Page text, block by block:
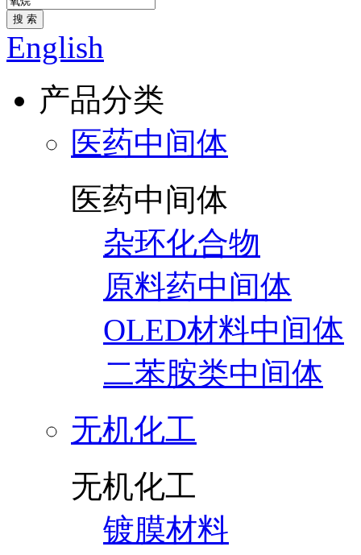
搜 索
English
产品分类
医药中间体
医药中间体
杂环化合物
原料药中间体
OLED材料中间体
二苯胺类中间体
无机化工
无机化工
镀膜材料